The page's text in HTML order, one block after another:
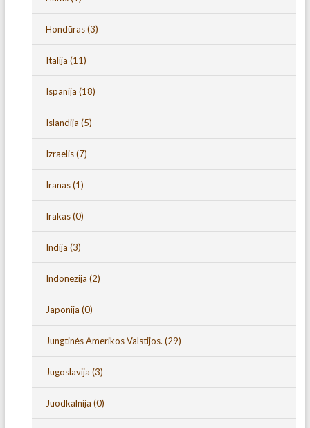
Hondūras(3)
Italija (11)
Ispanija (18)
Islandija (5)
Izraelis(7)
Iranas(1)
Irakas(0)
Indija (3)
Indonezija (2)
Japonija (0)
Jungtinės Amerikos Valstijos. (29)
Jugoslavija (3)
Juodkalnija (0)